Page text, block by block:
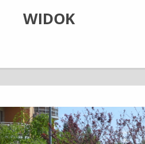
WIDOK